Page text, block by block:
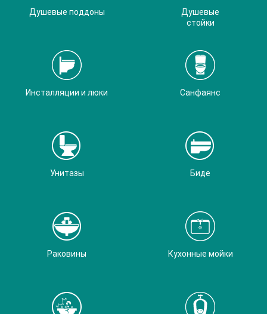
Душевые поддоны
Душевые
стойки
Инсталляции и люки Санфаянс
Унитазы Биде
Раковины Кухонные мойки